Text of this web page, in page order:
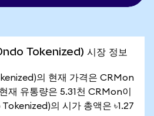
Tokenized) 시장 정보
의 현재 가격은 CRMon
재 유통량은 5.31천 CRMon이
의 시가 총액은 ৳1.27